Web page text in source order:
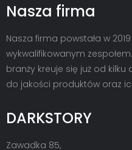
Nasza firma
Nasza firma powstała w
wykwalifikowanym
branży kreuje się już od
do jakości produktów oraz
DARKSTORY
Zawadka 85,